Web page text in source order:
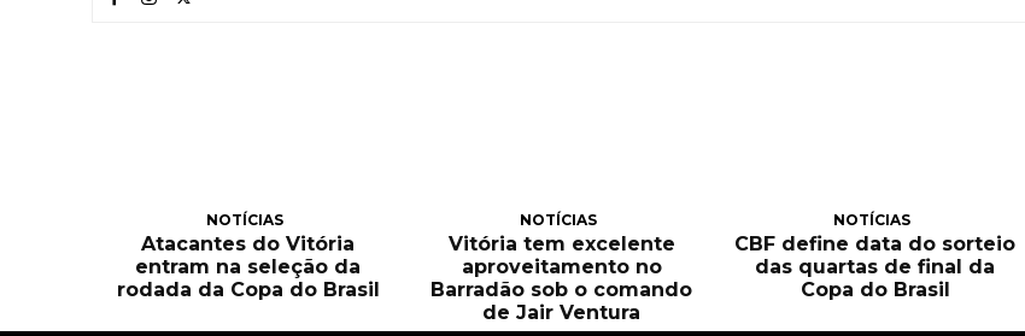
NOTÍCIAS
Atacantes do Vitória
entram na seleção da
rodada da Copa do Brasil
NOTÍCIAS
Vitória tem excelente
aproveitamento no
Barradão sob o comando
de Jair Ventura
NOTÍCIAS
CBF define data do sorteio
das quartas de final da
Copa do Brasil